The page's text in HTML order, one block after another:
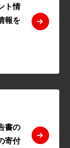
ト情
報を
書の
寄付